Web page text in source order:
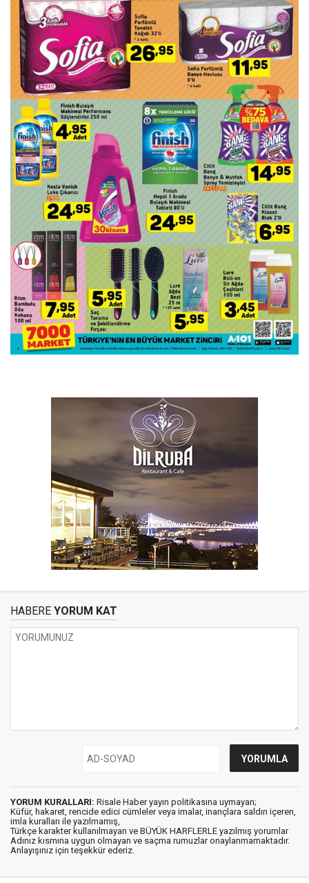
HABERE YORUM KAT
YORUM KURALLARI: Risale Haber yayın politikasına uymayan;
Küfür, hakaret, rencide edici cümleler veya imalar, inançlara saldırı içeren,
imla kuralları ile yazılmamış,
Türkçe karakter kullanılmayan ve BÜYÜK HARFLERLE yazılmış yorumlar
Adınız kısmına uygun olmayan ve saçma rumuzlar onaylanmamaktadır.
Anlayışınız için teşekkür ederiz.